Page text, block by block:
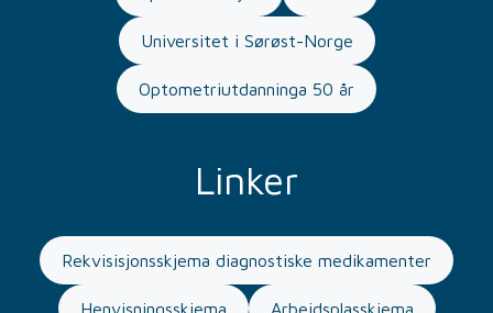
Universitet i Sørøst-Norge
Optometriutdanninga 50 år
Linker
Rekvisisjonsskjema diagnostiske medikamenter
Henvisningsskjema Arbeidsplasskjema